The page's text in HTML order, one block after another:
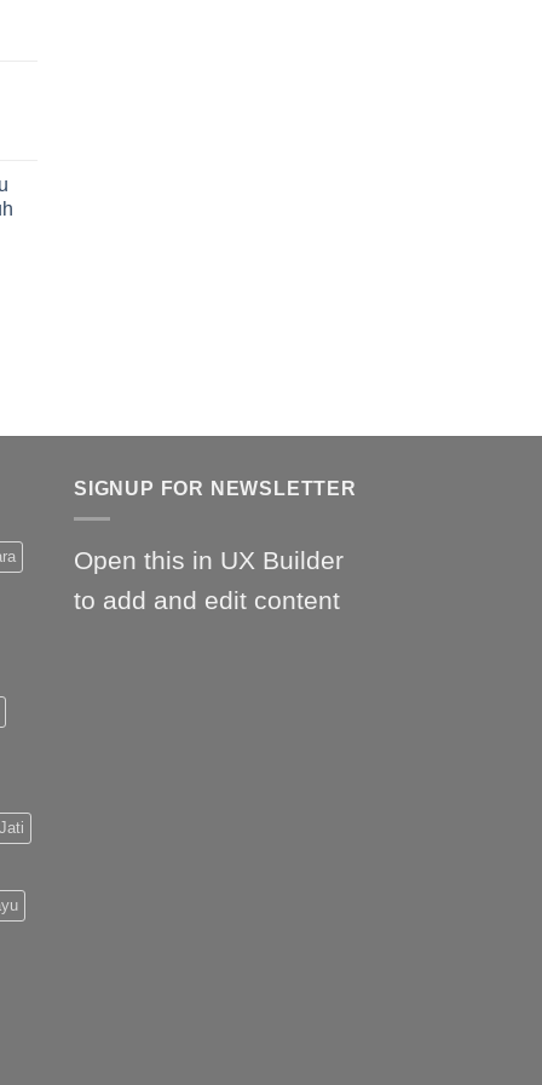
SIGNUP FOR NEWSLETTER
Open this in UX Builder
to add and edit content